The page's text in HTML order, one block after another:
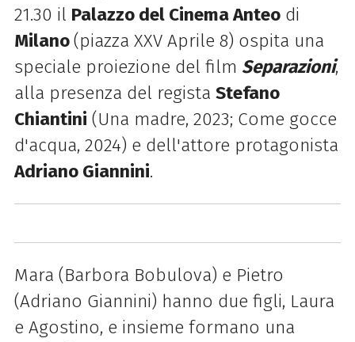
21.30 il Palazzo del Cinema Anteodi
Milano(piazza XXV Aprile 8) ospita una
speciale proiezione del film Separazioni,
alla presenza del regista Stefano
Chiantini (Una madre, 2023; Come gocce
d'acqua, 2024) e dell'attore protagonista
Adriano Giannini.
Mara (Barbora Bobulova) e Pietro
(Adriano Giannini) hanno due figli, Laura
e Agostino, e insieme formano una